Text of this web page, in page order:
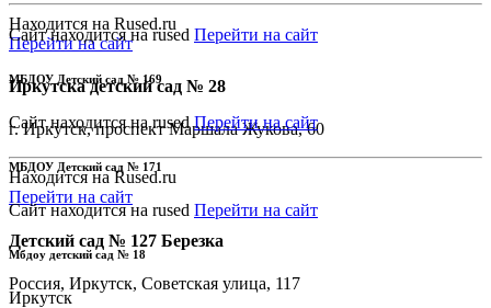
Находится на Rused.ru
Перейти на сайт
Иркутска детский сад № 28
г. Иркутск, проспект Маршала Жукова, 60
Находится на Rused.ru
Перейти на сайт
Детский сад № 127 Березка
Россия, Иркутск, Советская улица, 117
Сайт находится на rused Перейти на сайт
МБДОУ Детский сад № 169
Сайт находится на rused Перейти на сайт
МБДОУ Детский сад № 171
Сайт находится на rused Перейти на сайт
Мбдоу детский сад № 18
Иркутск